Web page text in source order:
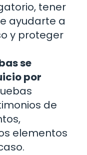
tener
ayudarte a
y proteger
se
por
de
elementos